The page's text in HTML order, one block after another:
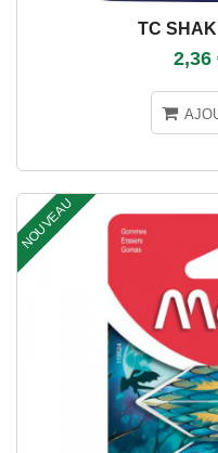
TC
2,36
NOUVEAU